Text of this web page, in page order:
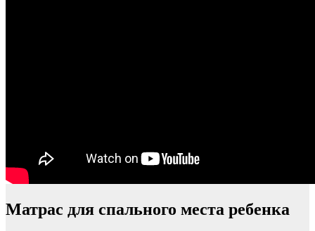
Матрас для спального места ребенка